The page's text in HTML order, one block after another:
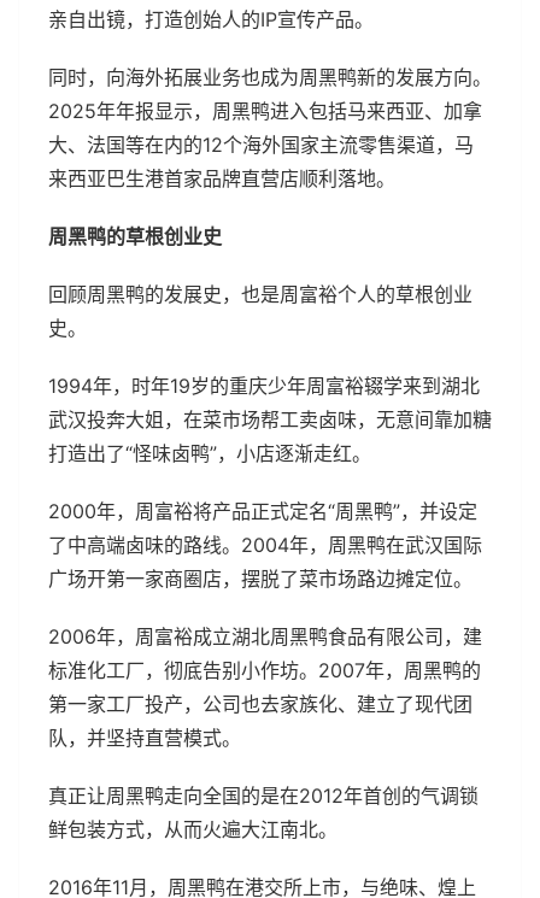
亲自出镜，打造创始人的IP宣传产品。
同时，向海外拓展业务也成为周黑鸭新的发展方向。
2025年年报显示，周黑鸭进入包括马来西亚、加拿
大、法国等在内的12个海外国家主流零售渠道，马
来西亚巴生港首家品牌直营店顺利落地。
周黑鸭的草根创业史
回顾周黑鸭的发展史，也是周富裕个人的草根创业
史。
1994年，时年19岁的重庆少年周富裕辍学来到湖北
武汉投奔大姐，在菜市场帮工卖卤味，无意间靠加糖
打造出了“怪味卤鸭”，小店逐渐走红。
2000年，周富裕将产品正式定名“周黑鸭”，并设定
了中高端卤味的路线。2004年，周黑鸭在武汉国际
广场开第一家商圈店，摆脱了菜市场路边摊定位。
2006年，周富裕成立湖北周黑鸭食品有限公司，建
标准化工厂，彻底告别小作坊。2007年，周黑鸭的
第一家工厂投产，公司也去家族化、建立了现代团
队，并坚持直营模式。
真正让周黑鸭走向全国的是在2012年首创的气调锁
鲜包装方式，从而火遍大江南北。
2016年11月，周黑鸭在港交所上市，与绝味、煌上